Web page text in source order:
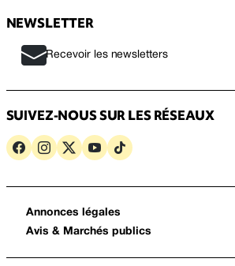
NEWSLETTER
Recevoir les newsletters
SUIVEZ-NOUS SUR LES RÉSEAUX
Annonces légales
Avis & Marchés publics